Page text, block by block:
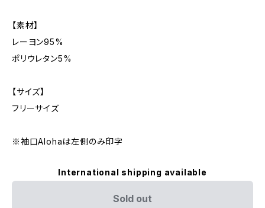
【素材】
レーヨン95%
ポリウレタン5%
【サイズ】
フリーサイズ
※袖口Alohaは左側のみ印字
International shipping available
Sold out